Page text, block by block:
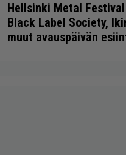
Hellsinki Metal
Black Label Society,
muut avauspäivän